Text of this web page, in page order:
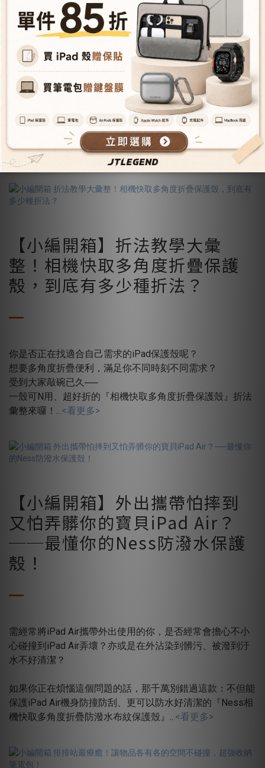
延續『高彈力防滑收納』＋『防潑水』設計巧思～Ness系
列新品再開！
給你整齊收納，為你解決所有亂七八糟收納問題，不再….
✖打開物品東倒西歪，每次都要重新整理！
✖物品超級雜亂，所有線材糾纏難以拆開！
✖總是因過於混亂，造成老是容易漏缺攜帶！
✖一下互撞一下互刮，物品易損傷好心痛！
就是這麼神的收納設計！不只好用外觀又有質感...<看更多>
【小編開箱】折法教學大彙
整！相機快取多角度折疊保護
殼，到底有多少種折法？
你是否正在找適合自己需求的iPad保護殼呢？
想要多角度折疊便利，滿足你不同時刻不同需求？
受到大家敲碗已久──
一殼可N用、超好折的『相機快取多角度折疊保護殼』折法
彙整來囉！..
<看更多>
【小編開箱】外出攜帶怕摔到
又怕弄髒你的寶貝iPad Air？
──最懂你的Ness防潑水保護
殼！
需經常將iPad Air攜帶外出使用的你，是否經常會擔心不小
心碰撞到iPad Air弄壞？亦或是在外沾染到髒污、被潑到汙
水不好清潔？
如果你正在煩惱這個問題的話，那千萬別錯過這款：不但能
保護iPad Air機身防撞防刮、更可以防水好清潔的『Ness相
機快取多角度折疊防潑水布紋保護殼』..
<看更多>